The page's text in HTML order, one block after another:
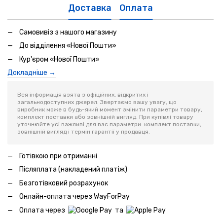
Доставка Оплата
Самовивіз з нашого магазину
До відділення «Нової Пошти»
Кур'єром «Нової Пошти»
Докладніше →
Вся інформація взята з офіційних, відкритих і
загальнодоступних джерел. Звертаємо вашу увагу, що
виробник може в будь-який момент змінити параметри товару,
комплект поставки або зовнішній вигляд. При купівлі товару
уточнюйте усі важливі для вас параметри: комплект поставки,
зовнішній вигляд і термін гарантії у продавця.
Готівкою при отриманні
Післяплата (накладений платіж)
Безготівковий розрахунок
Онлайн-оплата через WayForPay
Оплата через
та